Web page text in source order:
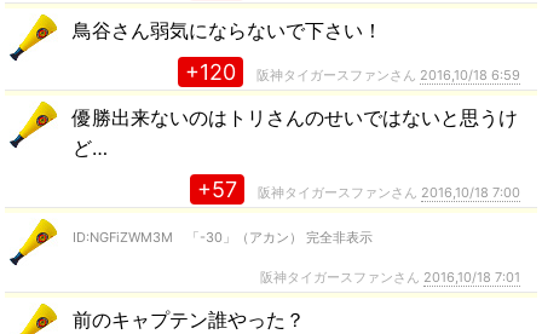
鳥谷さん弱気にならないで下さい！
+120 阪神タイガースファンさん 2016,10/18 6:59
優勝出来ないのはトリさんのせいではないと思うけ
ど…
+57 阪神タイガースファンさん 2016,10/18 7:00
ID:NGFiZWM3M 「-30」（アカン） 完全非表示
阪神タイガースファンさん 2016,10/18 7:01
前のキャプテン誰やった？